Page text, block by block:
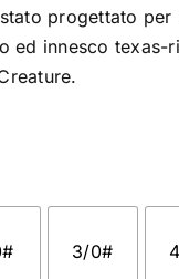
progettato
ed innesco texas-
3/0#